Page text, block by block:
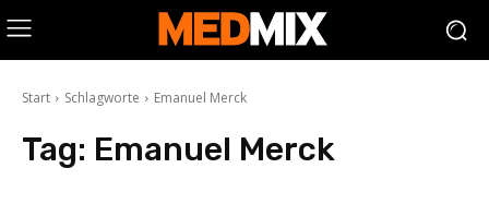
Start Schlagworte Emanuel Merck
Tag: Emanuel Merck